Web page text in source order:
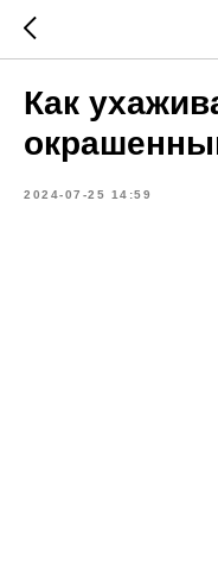
Как
2024-07-25 14:59